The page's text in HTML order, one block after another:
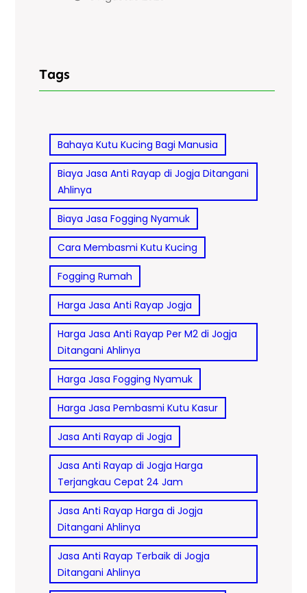
Tags
Bahaya Kutu Kucing Bagi Manusia
Biaya Jasa Anti Rayap di Jogja Ditangani
Ahlinya
Biaya Jasa Fogging Nyamuk
Cara Membasmi Kutu Kucing
Fogging Rumah
Harga Jasa Anti Rayap Jogja
Harga Jasa Anti Rayap Per M2 di Jogja
Ditangani Ahlinya
Harga Jasa Fogging Nyamuk
Harga Jasa Pembasmi Kutu Kasur
Jasa Anti Rayap di Jogja
Jasa Anti Rayap di Jogja Harga
Terjangkau Cepat 24 Jam
Jasa Anti Rayap Harga di Jogja
Ditangani Ahlinya
Jasa Anti Rayap Terbaik di Jogja
Ditangani Ahlinya